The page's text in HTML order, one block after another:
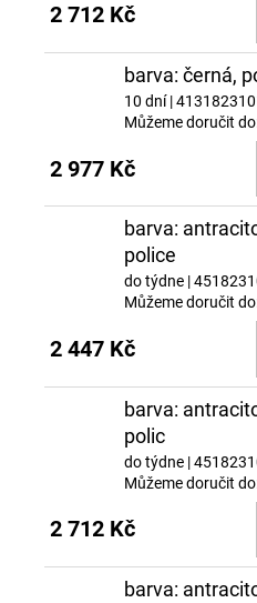
2 712 Kč
barva: černá,
10 dní|
Můžeme doručit
2 977 Kč
barva:
police
do týdne |
Můžeme doručit
2 447 Kč
barva:
polic
do týdne |
Můžeme doručit
2 712 Kč
barva: